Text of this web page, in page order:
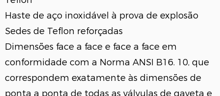
Haste de aço inoxidável à prova de explosão
Sedes de Teflon reforçadas
Dimensões face a face e face a face em
conformidade com a Norma ANSI B16. 10, que
correspondem exatamente às dimensões de
ponta a ponta de todas as válvulas de gaveta e